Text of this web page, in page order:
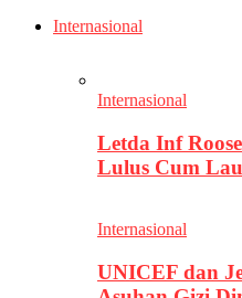
Internasional
Internasional
Letda Inf
Lulus Cum
Internasional
UNICEF dan